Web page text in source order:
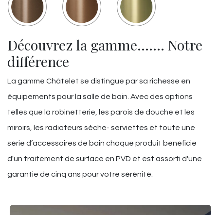
Découvrez la gamme……. Notre
différence
La gamme Châtelet se distingue par sa richesse en
équipements pour la salle de bain. Avec des options
telles que la robinetterie, les parois de douche et les
miroirs, les radiateurs sèche- serviettes et toute une
série d’accessoires de bain chaque produit bénéficie
d'un traitement de surface en PVD et est assorti d'une
garantie de cinq ans pour votre sérénité.